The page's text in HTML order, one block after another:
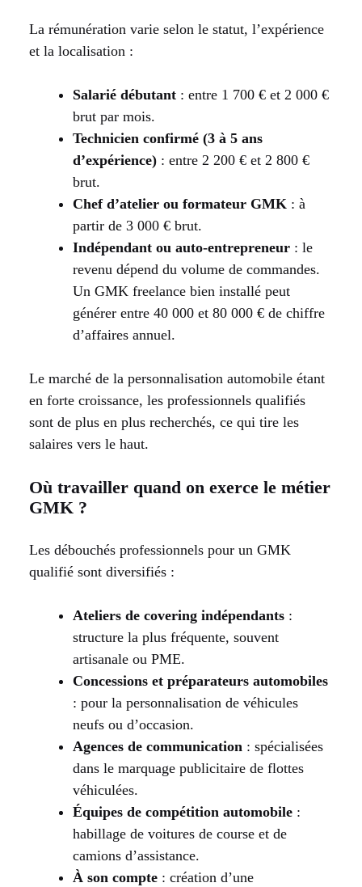
La rémunération varie selon le statut, l’expérience
et la localisation :
Salarié débutant : entre 1 700 € et 2 000 €
brut par mois.
Technicien confirmé (3 à 5 ans
d’expérience) : entre 2 200 € et 2 800 €
brut.
Chef d’atelier ou formateur GMK : à
partir de 3 000 € brut.
Indépendant ou auto-entrepreneur : le
revenu dépend du volume de commandes.
Un GMK freelance bien installé peut
générer entre 40 000 et 80 000 € de chiffre
d’affaires annuel.
Le marché de la personnalisation automobile étant
en forte croissance, les professionnels qualifiés
sont de plus en plus recherchés, ce qui tire les
salaires vers le haut.
Où travailler quand on exerce le métier
GMK ?
Les débouchés professionnels pour un GMK
qualifié sont diversifiés :
Ateliers de covering indépendants :
structure la plus fréquente, souvent
artisanale ou PME.
Concessions et préparateurs automobiles
: pour la personnalisation de véhicules
neufs ou d’occasion.
Agences de communication : spécialisées
dans le marquage publicitaire de flottes
véhiculées.
Équipes de compétition automobile :
habillage de voitures de course et de
camions d’assistance.
À son compte : création d’une